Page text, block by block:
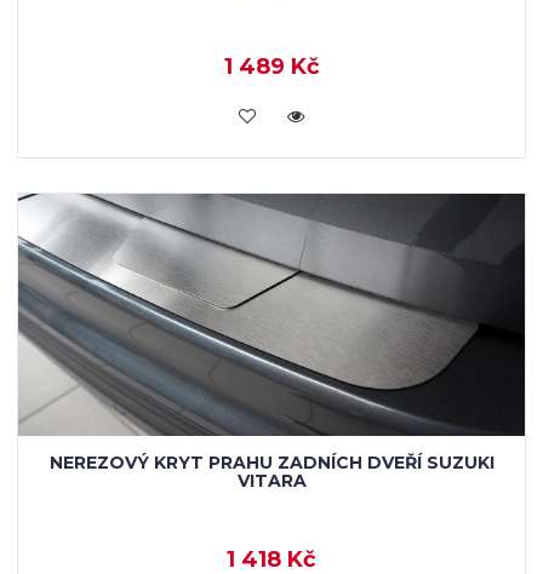
1 489 Kč
KOUPIT
NEREZOVÝ KRYT PRAHU ZADNÍCH DVEŘÍ SUZUKI
VITARA
1 418 Kč